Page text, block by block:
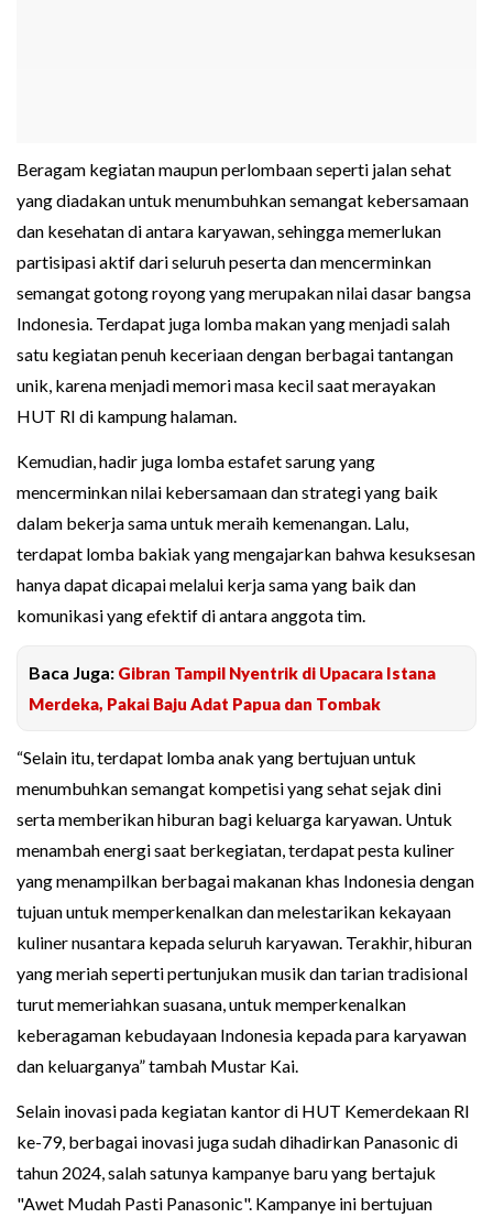
Beragam kegiatan maupun perlombaan seperti jalan sehat
yang diadakan untuk menumbuhkan semangat kebersamaan
dan kesehatan di antara karyawan, sehingga memerlukan
partisipasi aktif dari seluruh peserta dan mencerminkan
semangat gotong royong yang merupakan nilai dasar bangsa
Indonesia. Terdapat juga lomba makan yang menjadi salah
satu kegiatan penuh keceriaan dengan berbagai tantangan
unik, karena menjadi memori masa kecil saat merayakan
HUT RI di kampung halaman.
Kemudian, hadir juga lomba estafet sarung yang
mencerminkan nilai kebersamaan dan strategi yang baik
dalam bekerja sama untuk meraih kemenangan. Lalu,
terdapat lomba bakiak yang mengajarkan bahwa kesuksesan
hanya dapat dicapai melalui kerja sama yang baik dan
komunikasi yang efektif di antara anggota tim.
Baca Juga: Gibran Tampil Nyentrik di Upacara Istana
Merdeka, Pakai Baju Adat Papua dan Tombak
“Selain itu, terdapat lomba anak yang bertujuan untuk
menumbuhkan semangat kompetisi yang sehat sejak dini
serta memberikan hiburan bagi keluarga karyawan. Untuk
menambah energi saat berkegiatan, terdapat pesta kuliner
yang menampilkan berbagai makanan khas Indonesia dengan
tujuan untuk memperkenalkan dan melestarikan kekayaan
kuliner nusantara kepada seluruh karyawan. Terakhir, hiburan
yang meriah seperti pertunjukan musik dan tarian tradisional
turut memeriahkan suasana, untuk memperkenalkan
keberagaman kebudayaan Indonesia kepada para karyawan
dan keluarganya” tambah Mustar Kai.
Selain inovasi pada kegiatan kantor di HUT Kemerdekaan RI
ke-79, berbagai inovasi juga sudah dihadirkan Panasonic di
tahun 2024, salah satunya kampanye baru yang bertajuk
"Awet Mudah Pasti Panasonic". Kampanye ini bertujuan